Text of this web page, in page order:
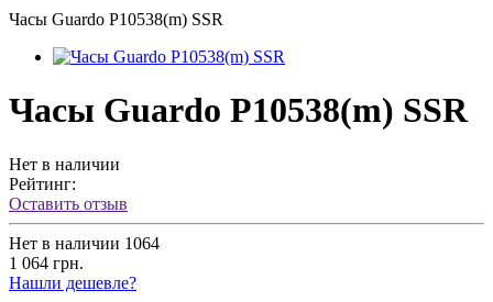
Часы Guardo P10538(m) SSR
Часы Guardo P10538(m) SSR
Нет в наличии
Рейтинг:
Оставить отзыв
Нет в наличии 1064
1 064 грн.
Нашли дешевле?